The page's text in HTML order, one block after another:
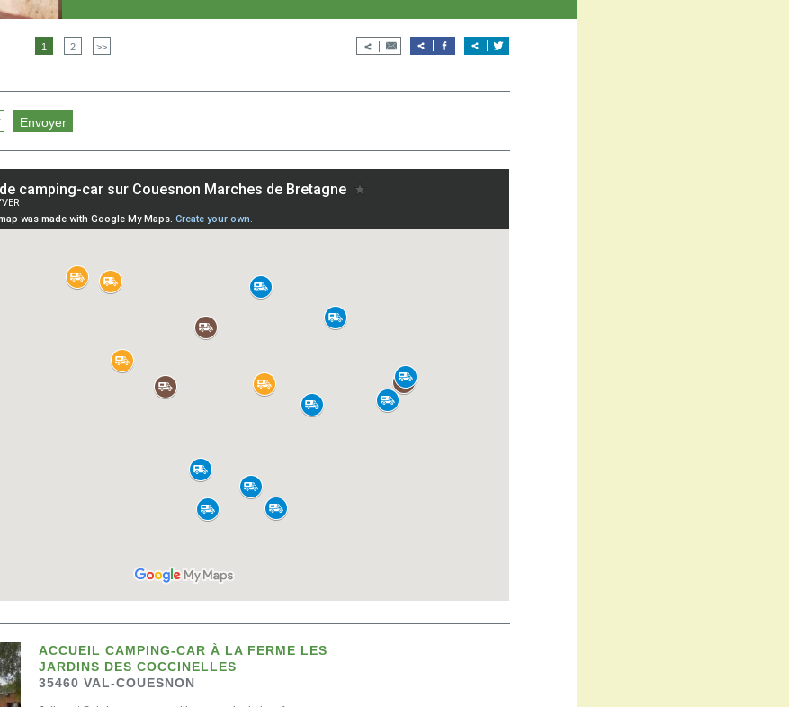
1 2 >>
ACCUEIL CAMPING-CAR À LA FERME LES
JARDINS DES COCCINELLES
35460 VAL-COUESNON